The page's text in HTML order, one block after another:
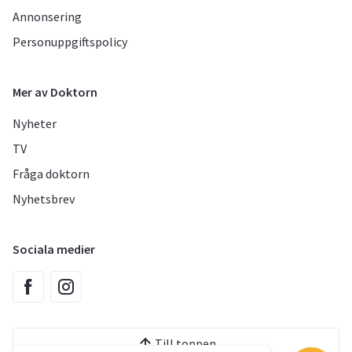
Annonsering
Personuppgiftspolicy
Mer av Doktorn
Nyheter
TV
Fråga doktorn
Nyhetsbrev
Sociala medier
Till toppen